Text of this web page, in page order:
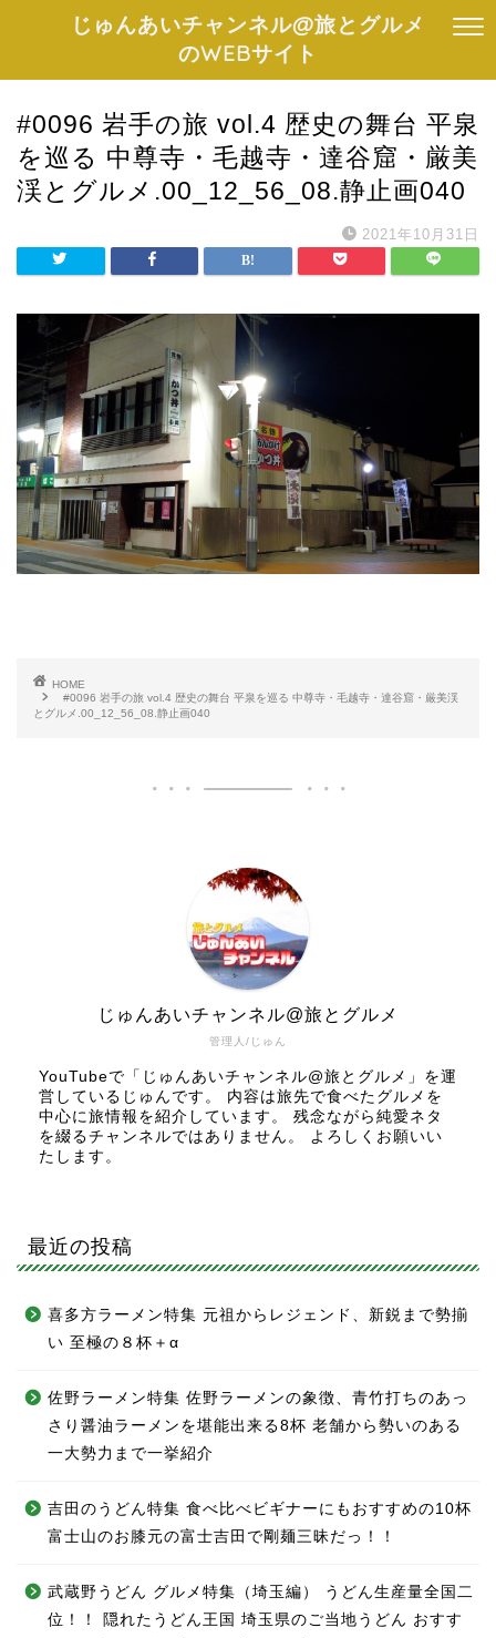
じゅんあいチャンネル@旅とグルメ
のWEBサイト
#0096 岩手の旅 vol.4 歴史の舞台 平泉
を巡る 中尊寺・毛越寺・達谷窟・厳美
渓とグルメ.00_12_56_08.静止画040
2021年10月31日
HOME
#0096 岩手の旅 vol.4 歴史の舞台 平泉を巡る 中尊寺・毛越寺・達谷窟・厳美渓
とグルメ.00_12_56_08.静止画040
管理人/じゅん
じゅんあいチャンネル@旅とグルメ
YouTubeで「じゅんあいチャンネル@旅とグルメ」を運
営しているじゅんです。 内容は旅先で食べたグルメを
中心に旅情報を紹介しています。 残念ながら純愛ネタ
を綴るチャンネルではありません。 よろしくお願いい
たします。
最近の投稿
喜多方ラーメン特集 元祖からレジェンド、新鋭まで勢揃
い 至極の８杯＋α
佐野ラーメン特集 佐野ラーメンの象徴、青竹打ちのあっ
さり醤油ラーメンを堪能出来る8杯 老舗から勢いのある
一大勢力まで一挙紹介
吉田のうどん特集 食べ比べビギナーにもおすすめの10杯
富士山のお膝元の富士吉田で剛麺三昧だっ！！
武蔵野うどん グルメ特集（埼玉編） うどん生産量全国二
位！！ 隠れたうどん王国 埼玉県のご当地うどん おすす